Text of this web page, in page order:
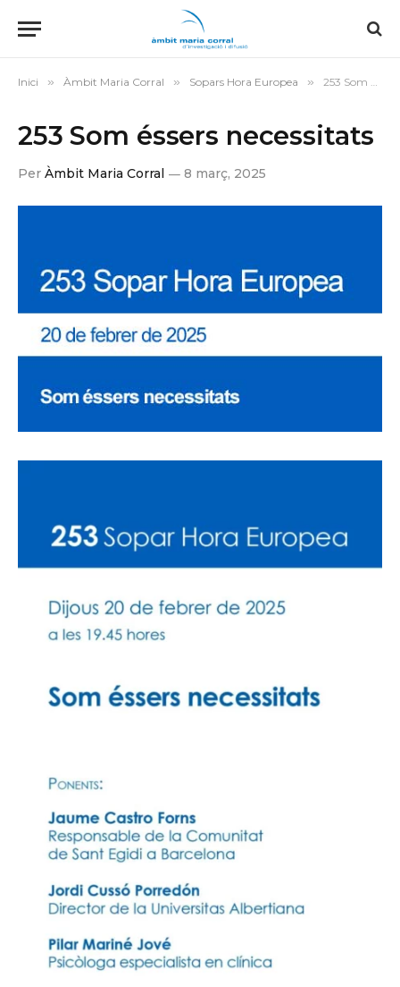
Inici » Àmbit Maria Corral » Sopars Hora Europea » 253 Som éssers necessitats
253 Som éssers necessitats
Per Àmbit Maria Corral 8 març, 2025